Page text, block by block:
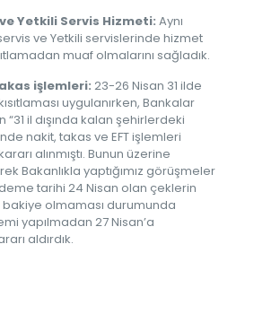
Yetkili Servis Hizmeti: Aynı
ve Yetkili servislerinde hizmet
muaf olmalarını sağladık.
işlemleri: 23-26 Nisan 31 ilde
uygulanırken, Bankalar
“31 il dışında kalan şehirlerdeki
nakit, takas ve EFT işlemleri
alınmıştı. Bunun üzerine
Bakanlıkla yaptığımız görüşmeler
tarihi 24 Nisan olan çeklerin
olmaması durumunda
yapılmadan 27 Nisan’a
aldırdık.